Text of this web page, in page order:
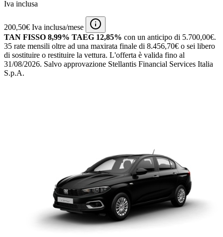
Iva inclusa
200,50€ Iva inclusa/mese
TAN FISSO 8,99% TAEG 12,85% con un anticipo di 5.700,00€.
35 rate mensili oltre ad una maxirata finale di 8.456,70€ o sei libero
di sostituire o restituire la vettura. L'offerta è valida fino al
31/08/2026. Salvo approvazione Stellantis Financial Services Italia
S.p.A.